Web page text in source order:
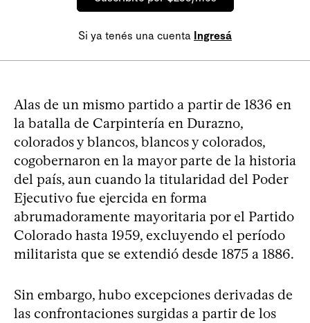
Si ya tenés una cuenta Ingresá
Alas de un mismo partido a partir de 1836 en
la batalla de Carpintería en Durazno,
colorados y blancos, blancos y colorados,
cogobernaron en la mayor parte de la historia
del país, aun cuando la titularidad del Poder
Ejecutivo fue ejercida en forma
abrumadoramente mayoritaria por el Partido
Colorado hasta 1959, excluyendo el período
militarista que se extendió desde 1875 a 1886.
Sin embargo, hubo excepciones derivadas de
las confrontaciones surgidas a partir de los